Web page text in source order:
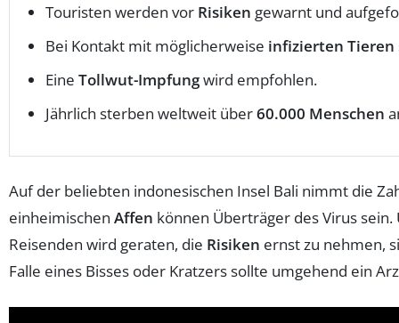
Touristen werden vor Risiken gewarnt und
Bei Kontakt mit möglicherweise infizierten Tieren
Eine Tollwut-Impfungwird empfohlen.
Jährlich sterben weltweit über60.000 Menschen
Auf der beliebten indonesischen Insel Bali nimmt die
einheimischen Affen können Überträger des Virus
Reisenden wird geraten, die Risiken ernst zu nehmen,
Falle eines Bisses oder Kratzers sollte umgehend ein